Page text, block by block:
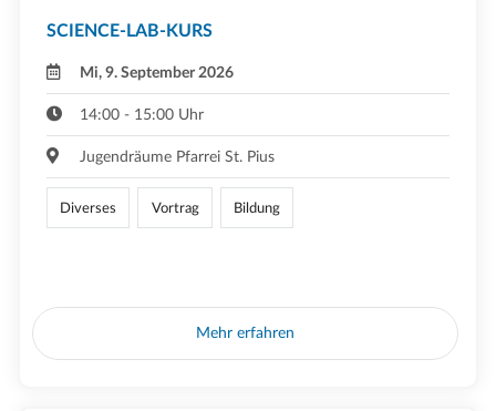
SCIENCE-LAB-KURS
Mi, 9. September 2026
14:00 - 15:00 Uhr
Jugendräume Pfarrei St. Pius
Diverses Vortrag Bildung
Mehr erfahren